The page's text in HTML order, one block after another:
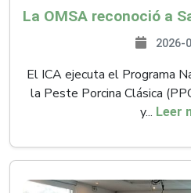
2026-
El ICA ejecuta el Programa
la Peste Porcina Clásica
y... Leer